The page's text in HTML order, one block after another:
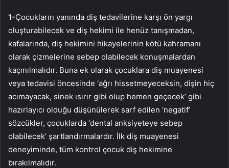
1-Çocukların yanında diş tedavilerine karşı ön yargı
oluşturabilecek ve diş hekimi ile henüz tanışmadan,
kafalarında, diş hekimini hikayelerinin kötü kahramanı
olarak çizmelerine sebep olabilecek konuşmalardan
kaçınılmalıdır. Buna ek olarak çocuklara diş muayenesi
veya tedavisi öncesinde ‘ağrı hissetmeyeceksin, dişin hiç
acımayacak, sinek ısırır gibi olup hemen geçecek’ gibi
hazırlayıcı olduğu düşünülerek sarf edilen ‘negatif’
sözcükler, çocuklarda ‘dental anksiyeteye sebep
olabilecek’ şartlandırmalardır. İlk diş muayenesi
deneyiminde, tüm kontrol çocuk diş hekimine
bırakılmalıdır.